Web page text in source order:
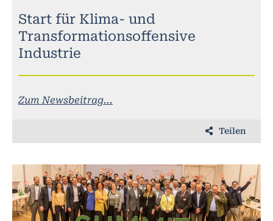
Start für Klima- und
Transformationsoffensive
Industrie
Zum Newsbeitrag...
Teilen